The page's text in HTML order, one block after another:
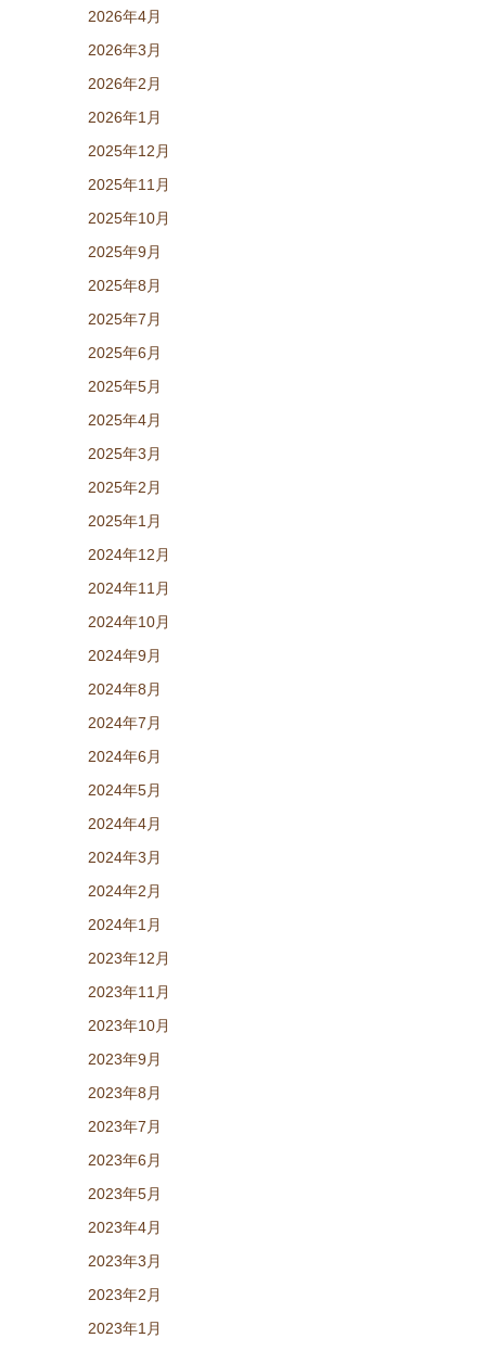
2026年4月
2026年3月
2026年2月
2026年1月
2025年12月
2025年11月
2025年10月
2025年9月
2025年8月
2025年7月
2025年6月
2025年5月
2025年4月
2025年3月
2025年2月
2025年1月
2024年12月
2024年11月
2024年10月
2024年9月
2024年8月
2024年7月
2024年6月
2024年5月
2024年4月
2024年3月
2024年2月
2024年1月
2023年12月
2023年11月
2023年10月
2023年9月
2023年8月
2023年7月
2023年6月
2023年5月
2023年4月
2023年3月
2023年2月
2023年1月